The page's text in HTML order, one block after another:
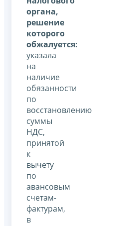
органа,
решение
которого
обжалуется:
указала
на
наличие
обязанности
по
восстановлению
суммы
НДС,
принятой
к
вычету
по
авансовым
счетам-
фактурам,
в